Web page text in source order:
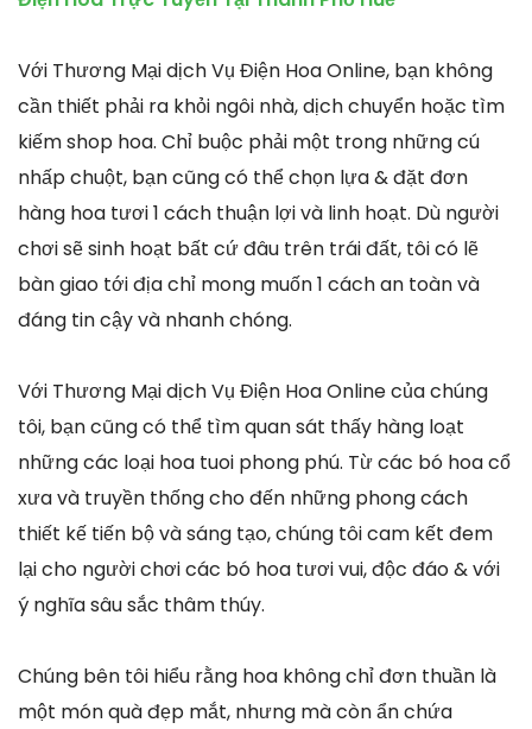
Với Thương Mại dịch Vụ Điện Hoa Online, bạn không
cần thiết phải ra khỏi ngôi nhà, dịch chuyển hoặc tìm
kiếm shop hoa. Chỉ buộc phải một trong những cú
nhấp chuột, bạn cũng có thể chọn lựa & đặt đơn
hàng hoa tươi 1 cách thuận lợi và linh hoạt. Dù người
chơi sẽ sinh hoạt bất cứ đâu trên trái đất, tôi có lẽ
bàn giao tới địa chỉ mong muốn 1 cách an toàn và
đáng tin cậy và nhanh chóng.
Với Thương Mại dịch Vụ Điện Hoa Online của chúng
tôi, bạn cũng có thể tìm quan sát thấy hàng loạt
những các loại hoa tuoi phong phú. Từ các bó hoa cổ
xưa và truyền thống cho đến những phong cách
thiết kế tiến bộ và sáng tạo, chúng tôi cam kết đem
lại cho người chơi các bó hoa tươi vui, độc đáo & với
ý nghĩa sâu sắc thâm thúy.
Chúng bên tôi hiểu rằng hoa không chỉ đơn thuần là
một món quà đẹp mắt, nhưng mà còn ẩn chứa